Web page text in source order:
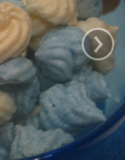
›